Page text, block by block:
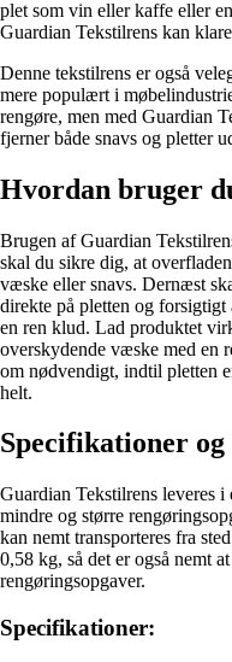
plet som vin eller kaffe eller
Guardian Tekstilrens kan
Denne tekstilrens er også
mere populært i
rengøre, men med Guardian
fjerner både snavs og pletter
Hvordan bruger
Brugen af Guardian
skal du sikre dig, at
væske eller snavs. Dernæst
direkte på pletten og
en ren klud. Lad produktet
overskydende væske med en
om nødvendigt, indtil pletten
helt.
Specifikationer
Guardian Tekstilrens leveres
mindre og større
kan nemt transporteres fra
0,58 kg, så det er også nemt
rengøringsopgaver.
Specifikationer: